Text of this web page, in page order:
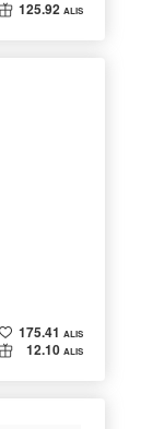
125.92 ALIS
175.41 ALIS
12.10 ALIS